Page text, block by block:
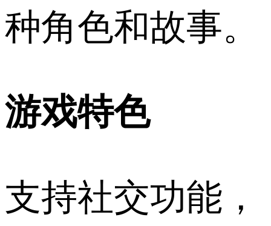
种角色和故事。
游戏特色
支持社交功能，